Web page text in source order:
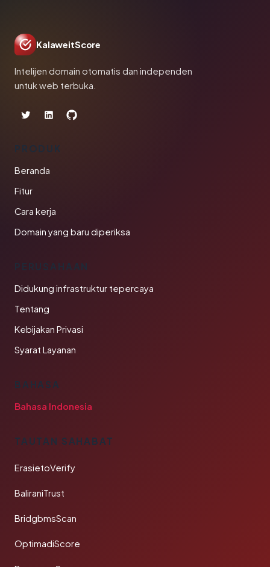
KalaweitScore
Intelijen domain otomatis dan independen
untuk web terbuka.
PRODUK
Beranda
Fitur
Cara kerja
Domain yang baru diperiksa
PERUSAHAAN
Didukung infrastruktur tepercaya
Tentang
Kebijakan Privasi
Syarat Layanan
BAHASA
Bahasa Indonesia
TAUTAN SAHABAT
ErasietoVerify
BaliraniTrust
BridgbmsScan
OptimadiScore